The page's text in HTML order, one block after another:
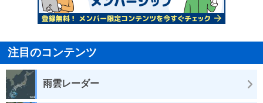
注目のコンテンツ
雨雲レーダー